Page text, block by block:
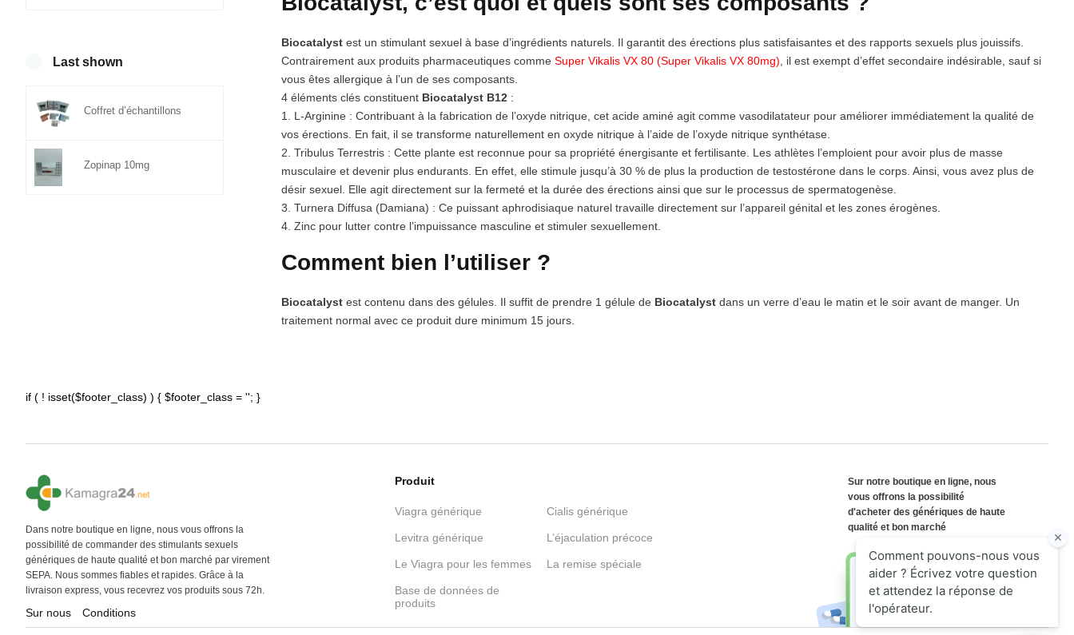
Last shown
Coffret d’échantillons
Zopinap 10mg
Biocatalyst est un stimulant sexuel à base d’ingrédients naturels. Il garantit des érections plus satisfaisantes et des rapports sexuels plus jouissifs.
Contrairement aux produits pharmaceutiques comme Super Vikalis VX 80 (Super Vikalis VX 80mg) , il est exempt d’effet secondaire indésirable, sauf si
vous êtes allergique à l’un de ses composants.
4 éléments clés constituent Biocatalyst B12 :
1. L-Arginine : Contribuant à la fabrication de l’oxyde nitrique, cet acide aminé agit comme vasodilatateur pour améliorer immédiatement la qualité de
vos érections. En fait, il se transforme naturellement en oxyde nitrique à l’aide de l’oxyde nitrique synthétase.
2. Tribulus Terrestris : Cette plante est reconnue pour sa propriété énergisante et fertilisante. Les athlètes l’emploient pour avoir plus de masse
musculaire et devenir plus endurants. En effet, elle stimule jusqu’à 30 % de plus la production de testostérone dans le corps. Ainsi, vous avez plus de
désir sexuel. Elle agit directement sur la fermeté et la durée des érections ainsi que sur le processus de spermatogenèse.
3. Turnera Diffusa (Damiana) : Ce puissant aphrodisiaque naturel travaille directement sur l’appareil génital et les zones érogènes.
4. Zinc pour lutter contre l’impuissance masculine et stimuler sexuellement.
Comment bien l’utiliser ?
Biocatalyst est contenu dans des gélules. Il suffit de prendre 1 gélule de Biocatalyst dans un verre d’eau le matin et le soir avant de manger. Un
traitement normal avec ce produit dure minimum 15 jours.
if ( ! isset($footer_class) ) { $footer_class = ''; }
Dans notre boutique en ligne, nous vous offrons la
possibilité de commander des stimulants sexuels
génériques de haute qualité et bon marché par virement
SEPA. Nous sommes fiables et rapides. Grâce à la
livraison express, vous recevrez vos produits sous 72h.
Sur nous Conditions
Produit
Viagra générique Cialis générique
Levitra générique L’éjaculation précoce
Le Viagra pour les femmes La remise spéciale
Base de données de
produits
Sur notre boutique en ligne, nous
vous offrons la possibilité
d'acheter des génériques de haute
qualité et bon marché